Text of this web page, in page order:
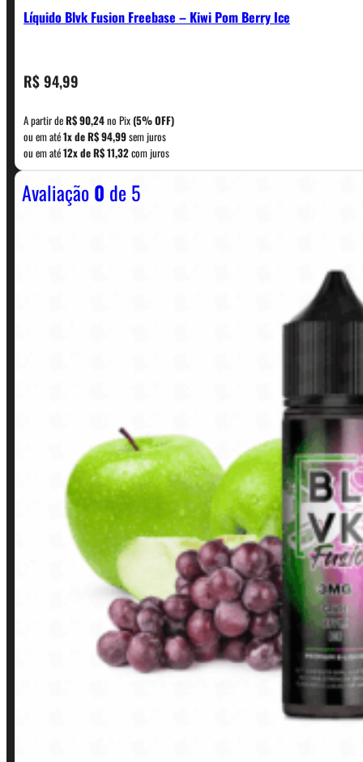
Líquido Blvk Fusion Freebase – Kiwi Pom Berry Ice
R$94,99
A partir deR$90,24no Pix(5% OFF)
ou em até1x deR$94,99sem juros
ou em até12x deR$11,32com juros
Avaliação0 de 5
CONTATO
WhatsApp: (11) 5229-0120
Horário: Política de Horario e Fretes
Finalização de compra
INSTITUCIONAL
Política de Privacidade
Política de Frete e Pagamento
Política de Garantia, Reembolso e Devolução